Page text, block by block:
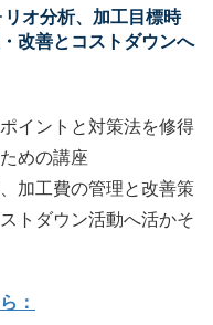
オ分析、加工目標時
改善とコストダウンへ
イントと対策法を修得
めの講座
加工費の管理と改善策
トダウン活動へ活かそ
：